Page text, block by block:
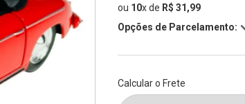
ou 10xde R$ 31,99
Opções de Parcelamento:
Calcular o Frete